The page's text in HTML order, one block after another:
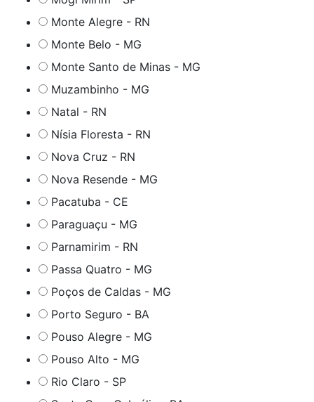
Monte Alegre - RN
Monte Belo - MG
Monte Santo de Minas - MG
Muzambinho - MG
Natal - RN
Nísia Floresta - RN
Nova Cruz - RN
Nova Resende - MG
Pacatuba - CE
Paraguaçu - MG
Parnamirim - RN
Passa Quatro - MG
Poços de Caldas - MG
Porto Seguro - BA
Pouso Alegre - MG
Pouso Alto - MG
Rio Claro - SP